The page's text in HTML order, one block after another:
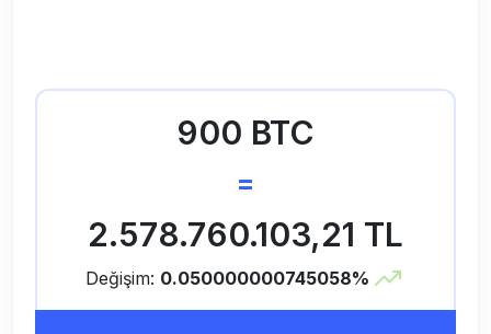
900 BTC
=
2.578.760.103,21 TL
Değişim: 0.050000000745058%